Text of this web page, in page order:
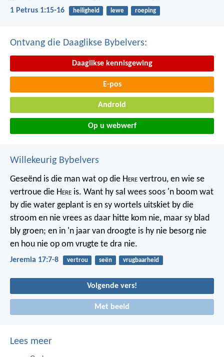
1 Petrus 1:15-16 heiligheid lewe roeping
Ontvang die Daaglikse Bybelvers:
Daaglikse kennisgewing
E-pos
Android
Op u webwerf
Willekeurig Bybelvers
Geseënd is die man wat op die Here vertrou, en wie se
vertroue die Here is. Want hy sal wees soos 'n boom wat
by die water geplant is en sy wortels uitskiet by die
stroom en nie vrees as daar hitte kom nie, maar sy blad
bly groen; en in 'n jaar van droogte is hy nie besorg nie
en hou nie op om vrugte te dra nie.
Jeremia 17:7-8 vertrou seën vrugbaarheid
Volgende vers!
Met beeld
Lees meer